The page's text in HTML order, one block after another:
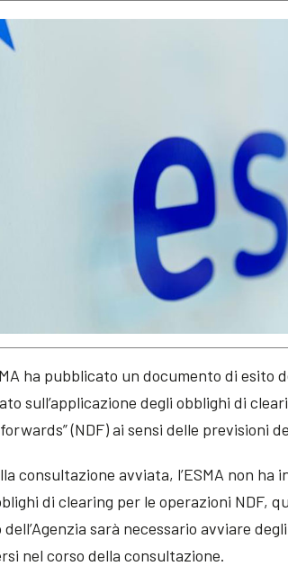
ha pubblicato un documento di esito
sull’applicazione degli obblighi di
(NDF) ai sensi delle previsioni
consultazione avviata, l’ESMA non ha
di clearing per le operazioni NDF,
sarà necessario avviare
nel corso della consultazione.